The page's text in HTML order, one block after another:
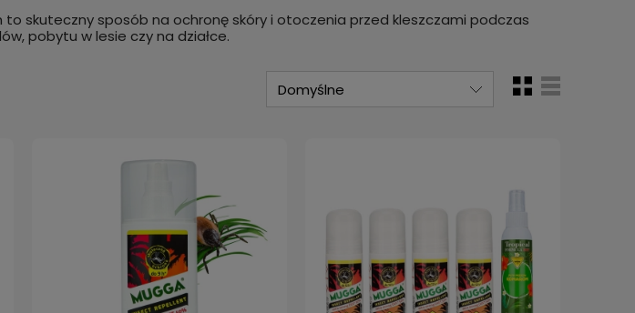
to skuteczny sposób na ochronę skóry i otoczenia przed kleszczami podczas
pobytu w lesie czy na działce.